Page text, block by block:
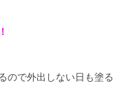
ので外出しない日も塗る